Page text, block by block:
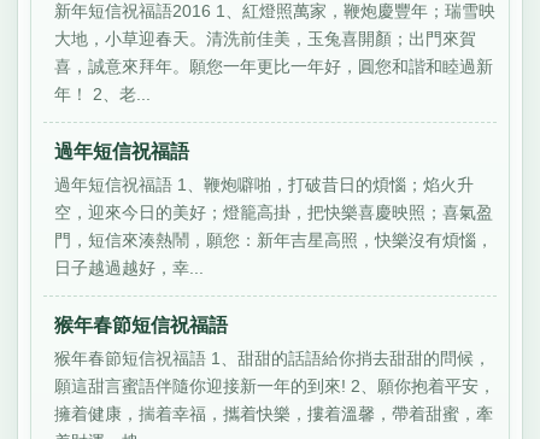
新年短信祝福語2016 1、紅燈照萬家，鞭炮慶豐年；瑞雪映
大地，小草迎春天。清洗前佳美，玉兔喜開顏；出門來賀
喜，誠意來拜年。願您一年更比一年好，圓您和諧和睦過新
年！ 2、老...
過年短信祝福語
過年短信祝福語 1、鞭炮噼啪，打破昔日的煩惱；焰火升
空，迎來今日的美好；燈籠高掛，把快樂喜慶映照；喜氣盈
門，短信來湊熱鬧，願您：新年吉星高照，快樂沒有煩惱，
日子越過越好，幸...
猴年春節短信祝福語
猴年春節短信祝福語 1、甜甜的話語給你捎去甜甜的問候，
願這甜言蜜語伴隨你迎接新一年的到來! 2、願你抱着平安，
擁着健康，揣着幸福，攜着快樂，摟着溫馨，帶着甜蜜，牽